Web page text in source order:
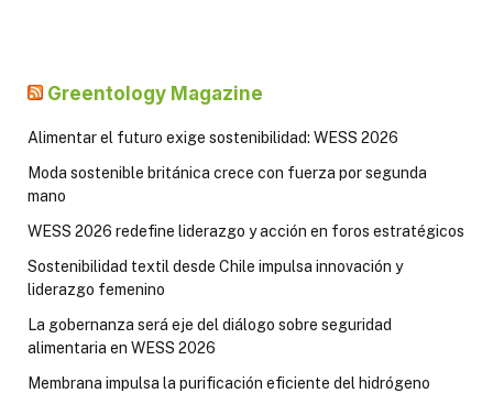
Greentology Magazine
Alimentar el futuro exige sostenibilidad: WESS 2026
Moda sostenible británica crece con fuerza por segunda
mano
WESS 2026 redefine liderazgo y acción en foros estratégicos
Sostenibilidad textil desde Chile impulsa innovación y
liderazgo femenino
La gobernanza será eje del diálogo sobre seguridad
alimentaria en WESS 2026
Membrana impulsa la purificación eficiente del hidrógeno